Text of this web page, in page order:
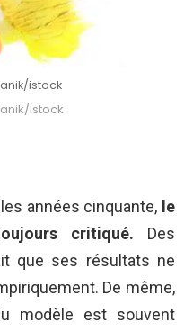
istock
istock
années cinquante, le
critiqué. Des
que ses résultats ne
De même,
modèle est souvent